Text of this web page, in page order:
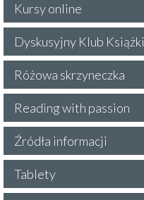
Kursy online
Dyskusyjny Klub Książki
Różowa skrzyneczka
Reading with passion
Źródła informacji
Tablety